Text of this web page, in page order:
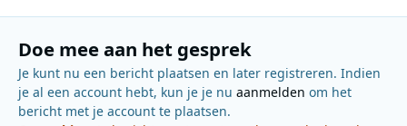
Doe mee aan het gesprek
Je kunt nu een bericht plaatsen en later registreren. Indien
je al een account hebt, kun je je nu aanmelden om het
bericht met je account te plaatsen.